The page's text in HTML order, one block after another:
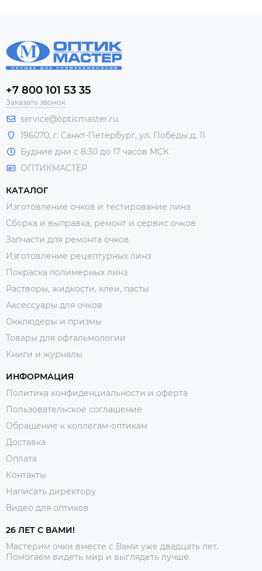
+7 800 101 53 35
Заказать звонок
service@opticmaster.ru
196070, г. Санкт-Петербург, ул. Победы д. 11
Будние дни с 8:30 до 17 часов МСК
ОПТИКМАСТЕР
КАТАЛОГ
Изготовление очков и тестирование линз
Сборка и выправка, ремонт и сервис очков
Запчасти для ремонта очков
Изготовление рецептурных линз
Покраска полимерных линз
Растворы, жидкости, клеи, пасты
Аксессуары для очков
Окклюдеры и призмы
Товары для офтальмологии
Книги и журналы
ИНФОРМАЦИЯ
Политика конфиденциальности и оферта
Пользовательское соглашение
Обращение к коллегам-оптикам
Доставка
Оплата
Контакты
Написать директору
Видео для оптиков
26 ЛЕТ С ВАМИ!
Мастерим очки вместе с Вами уже двадцать лет.
Помогаем видеть мир и выглядеть лучше.